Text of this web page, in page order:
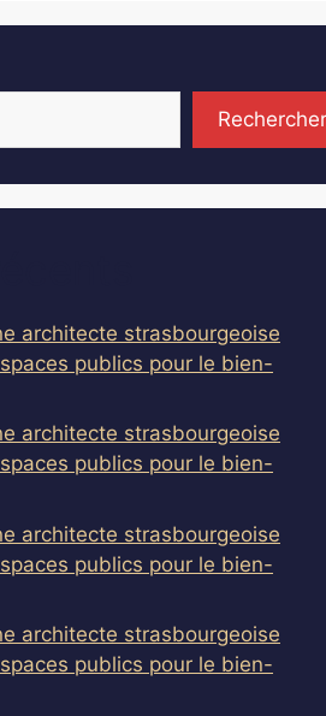
Rechercher
architecte strasbourgeoise
publics pour le bien-
architecte strasbourgeoise
publics pour le bien-
architecte strasbourgeoise
publics pour le bien-
architecte strasbourgeoise
publics pour le bien-